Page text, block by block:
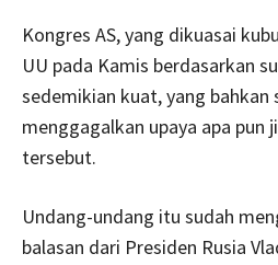
Kongres AS, yang dikuasai
UU pada Kamis berdasarkan
sedemikian kuat, yang bahkan
menggagalkan upaya apa pun
tersebut.
Undang-undang itu sudah
balasan dari Presiden Rusia